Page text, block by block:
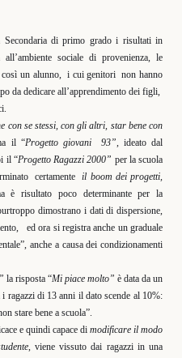
Secondaria di primo grado i risultati in
sociale di provenienza, le
un alunno, i cui genitori non hanno
da dedicare all’apprendimento dei figli,
con se stessi, con gli altri, star bene con
il “Progetto giovani 93” , ideato dal
il “Progetto Ragazzi 2000” per la scuola
certamente
il boom dei progetti,
è risultato poco determinante per la
dimostrano i dati di dispersione,
ed ora si registra anche un graduale
anche a causa dei condizionamenti
la risposta “Mi piace molto” è data da un
ragazzi di 13 anni il dato scende al 10%:
stare bene a scuola”.
e quindi capace di modificare il modo
, viene vissuto dai ragazzi in una